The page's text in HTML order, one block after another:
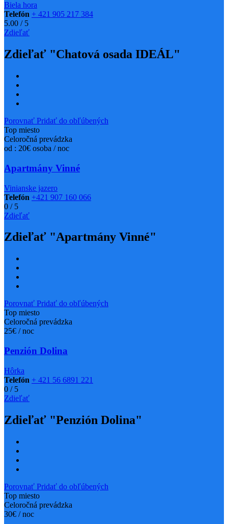
Biela hora
Telefón + 421 905 217 384
5.00 /5
Zdieľať
Zdieľať "Chatová osada IDEÁL"
Porovnať Pridať do obľúbených
Top miesto
Celoročná prevádzka
od : 20€ osoba / noc
Apartmány Vinné
Vinianske jazero
Telefón +421 907 160 066
0 /5
Zdieľať
Zdieľať "Apartmány Vinné"
Porovnať Pridať do obľúbených
Top miesto
Celoročná prevádzka
25€ / noc
Penzión Dolina
Hôrka
Telefón + 421 56 6891 221
0 /5
Zdieľať
Zdieľať "Penzión Dolina"
Porovnať Pridať do obľúbených
Top miesto
Celoročná prevádzka
30€ / noc